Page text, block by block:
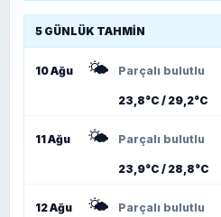
5 GÜNLÜK TAHMIN
10 Ağu 🌤️ Parçalı bulutlu
23,8°C / 29,2°C
11 Ağu 🌤️ Parçalı bulutlu
23,9°C / 28,8°C
12 Ağu 🌤️ Parçalı bulutlu